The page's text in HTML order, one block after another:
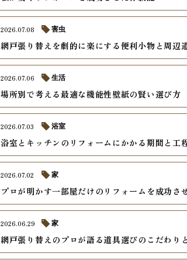
網戸張り替えを劇的に楽にする便利小物と周辺
2026.07.08 害虫
場所別で考える最適な機能性壁紙の賢い選び方
2026.07.06 生活
浴室とキッチンのリフォームにかかる期間と工
2026.07.03 浴室
プロが明かす一部屋だけのリフォームを成功さ
2026.07.02 家
網戸張り替えのプロが語る道具選びのこだわり
2026.06.29 家